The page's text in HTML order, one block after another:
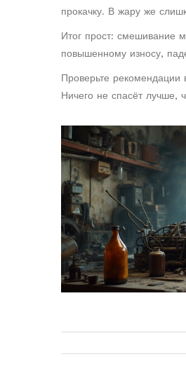
прокачку. В жару же
Итог прост: смешивание
повышенному износу,
Проверьте рекомендации
Ничего не спасёт лучше,